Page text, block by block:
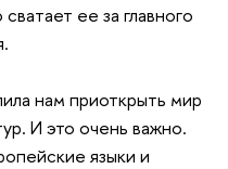
ее за главного
нам приоткрыть мир
И это очень важно.
языки и